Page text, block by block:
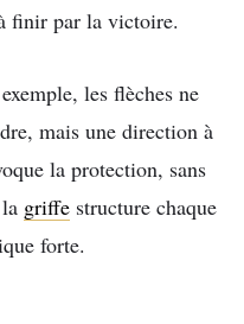
finir par la victoire.
les flèches ne
mais une direction à
la protection, sans
griffe structure chaque
forte.